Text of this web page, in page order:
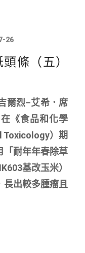
26
條（五）
爾烈–艾希．席
《食品和化學
Toxicology）期
「耐年年春除草
基改玉米）
出較多腫瘤且